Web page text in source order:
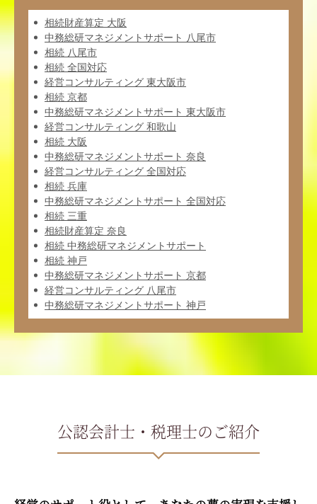
相続財産算定 大阪
中務総研マネジメントサポート 八尾市
相続 八尾市
相続 全国対応
経営コンサルティング 東大阪市
相続 京都
中務総研マネジメントサポート 東大阪市
経営コンサルティング 和歌山
相続 大阪
中務総研マネジメントサポート 奈良
経営コンサルティング 全国対応
相続 兵庫
中務総研マネジメントサポート 全国対応
相続 三重
相続財産算定 奈良
相続 中務総研マネジメントサポート
相続 神戸
中務総研マネジメントサポート 京都
経営コンサルティング 八尾市
中務総研マネジメントサポート 神戸
公認会計士・税理士のご紹介